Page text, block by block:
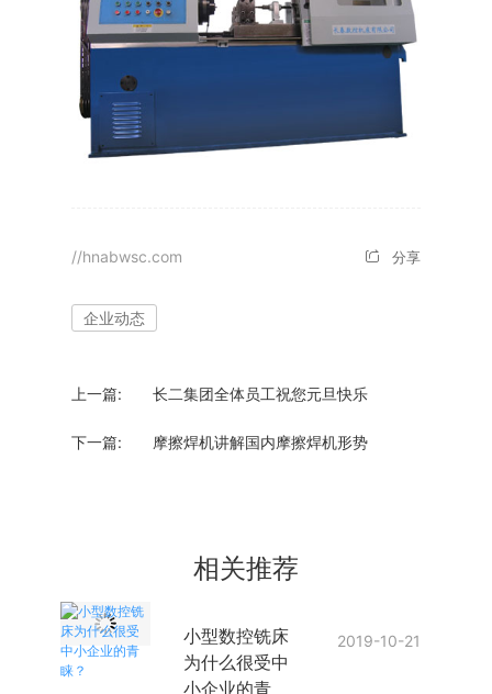
//hnabwsc.com 分享
企业动态
上一篇: 长二集团全体员工祝您元旦快乐
下一篇: 摩擦焊机讲解国内摩擦焊机形势
相关推荐
小型数控铣床
为什么很受中
小企业的青
2019-10-21